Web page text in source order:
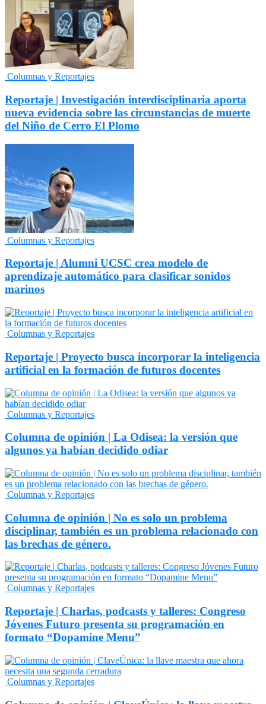
Columnas y Reportajes
Reportaje | Investigación interdisciplinaria aporta
nueva evidencia sobre las circunstancias de muerte
del Niño de Cerro El Plomo
Columnas y Reportajes
Reportaje | Alumni UCSC crea modelo de
aprendizaje automático para clasificar sonidos
marinos
Columnas y Reportajes
Reportaje | Proyecto busca incorporar la inteligencia
artificial en la formación de futuros docentes
Columnas y Reportajes
Columna de opinión | La Odisea: la versión que
algunos ya habían decidido odiar
Columnas y Reportajes
Columna de opinión | No es solo un problema
disciplinar, también es un problema relacionado con
las brechas de género.
Columnas y Reportajes
Reportaje | Charlas, podcasts y talleres: Congreso
Jóvenes Futuro presenta su programación en
formato “Dopamine Menu”
Columnas y Reportajes